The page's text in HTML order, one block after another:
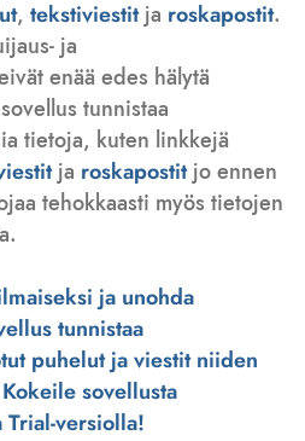
, tekstiviestitja roskapostit.
ja
enää edes hälytä
tunnistaa
tietoja, kuten linkkejä
ja roskapostitjo ennen
tehokkaasti myös tietojen
ja unohda
tunnistaa
puhelut ja viestit niiden
sovellusta
versiolla!